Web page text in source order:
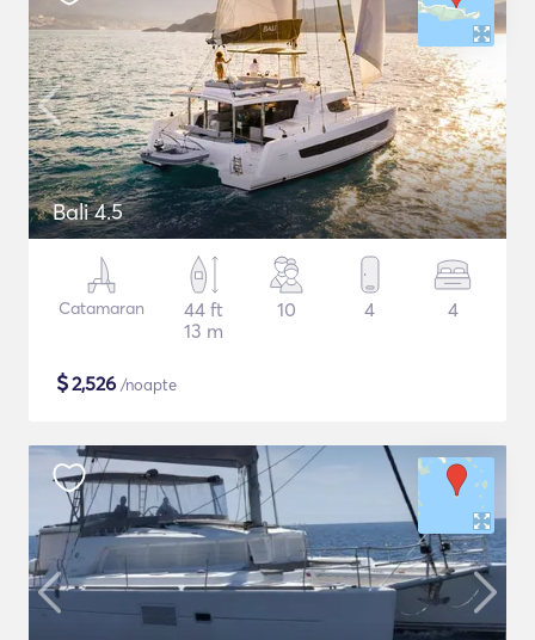
Bali 4.5
Catamaran
44 ft
13 m
10 4 4
$2,526 /noapte